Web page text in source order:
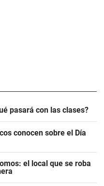
pasará con las clases?
conocen sobre el Día
el local que se roba